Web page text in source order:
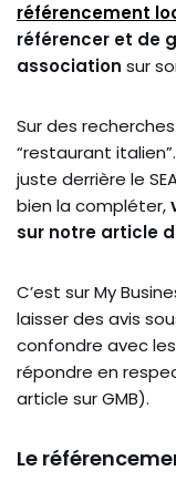
référencement
référencer et de
association sur
Sur des
“restaurant
juste derrière le
bien la compléter,
sur notre article
C’est sur My
laisser des avis
confondre avec
répondre en
article sur GMB).
Le